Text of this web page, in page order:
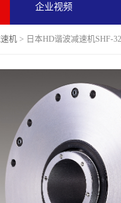
企业视频
机 > 日本HD谐波减速机SHF-